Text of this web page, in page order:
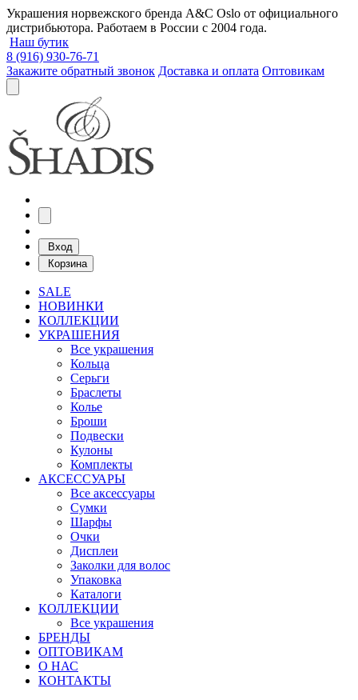
Украшения норвежского бренда A&C Oslo от официального
дистрибьютора. Работаем в России с 2004 года.
Наш бутик
8 (916) 930-76-71
Закажите обратный звонок Доставка и оплата Оптовикам
Вход
Корзина
SALE
НОВИНКИ
КОЛЛЕКЦИИ
УКРАШЕНИЯ
Все украшения
Кольца
Серьги
Браслеты
Колье
Броши
Подвески
Кулоны
Комплекты
АКСЕССУАРЫ
Все аксессуары
Сумки
Шарфы
Очки
Дисплеи
Заколки для волос
Упаковка
Каталоги
КОЛЛЕКЦИИ
Все украшения
БРЕНДЫ
ОПТОВИКАМ
О НАС
КОНТАКТЫ